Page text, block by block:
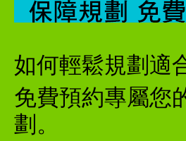
如何輕鬆規劃適
免費預約專屬您
劃。